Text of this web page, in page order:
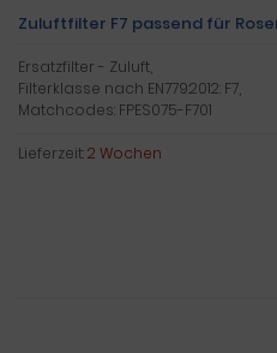
Zuluftfilter F7 passend für
Ersatzfilter - Zuluft,
Filterklasse nach EN779:2012: F7,
Matchcodes: FPES075-F701
Lieferzeit:2 Wochen